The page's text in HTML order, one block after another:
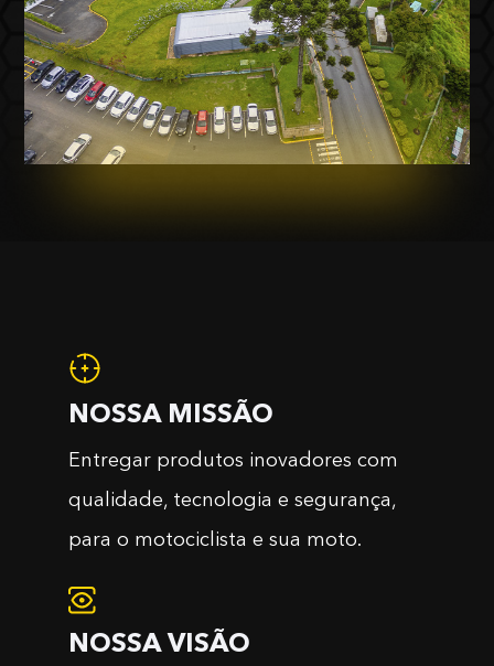
NOSSA MISSÃO
Entregar produtos inovadores com
qualidade, tecnologia e segurança,
para o motociclista e sua moto.
NOSSA VISÃO